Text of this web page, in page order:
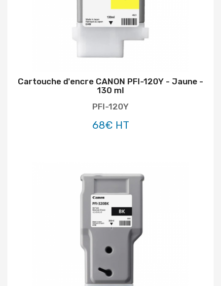
Cartouche d'encre CANON PFI-120Y - Jaune -
130 ml
PFI-120Y
68€ HT